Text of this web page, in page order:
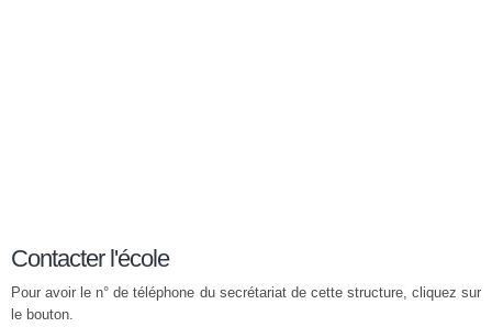
Contacter l'école
Pour avoir le n° de téléphone du secrétariat de cette structure, cliquez sur
le bouton.